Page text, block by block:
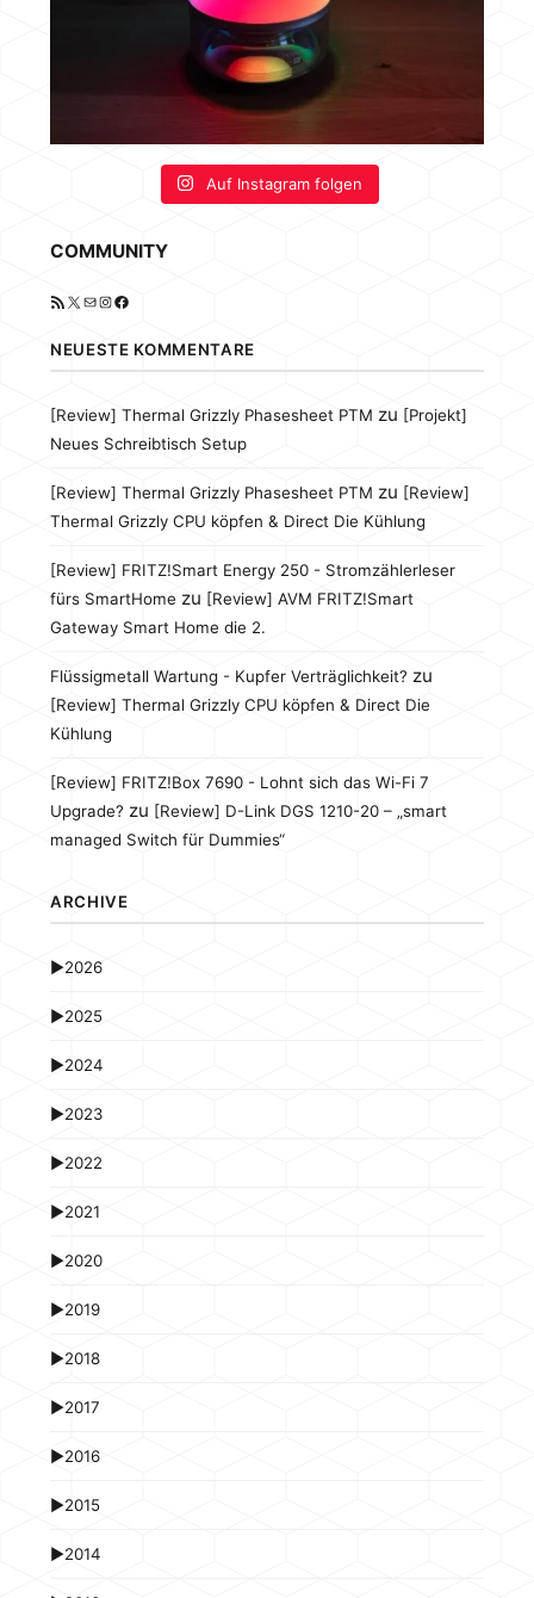
Auf Instagram folgen
COMMUNITY
RSS-Feed
X E-MailInstagram
Facebook
NEUESTE KOMMENTARE
[Review] Thermal Grizzly Phasesheet PTM zu [Projekt]
Neues Schreibtisch Setup
[Review] Thermal Grizzly Phasesheet PTM zu [Review]
Thermal Grizzly CPU köpfen & Direct Die Kühlung
[Review] FRITZ!Smart Energy 250 - Stromzählerleser
fürs SmartHome zu [Review] AVM FRITZ!Smart
Gateway Smart Home die 2.
Flüssigmetall Wartung - Kupfer Verträglichkeit? zu
[Review] Thermal Grizzly CPU köpfen & Direct Die
Kühlung
[Review] FRITZ!Box 7690 - Lohnt sich das Wi-Fi 7
Upgrade? zu [Review] D-Link DGS 1210-20 – „smart
managed Switch für Dummies“
ARCHIVE
►2026
►2025
►2024
►2023
►2022
►2021
►2020
►2019
►2018
►2017
►2016
►2015
►2014